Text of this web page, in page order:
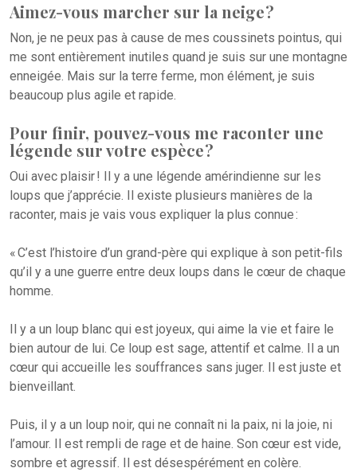
Aimez-vous marcher sur la neige ?
Non, je ne peux pas à cause de mes coussinets pointus, qui
me sont entièrement inutiles quand je suis sur une montagne
enneigée. Mais sur la terre ferme, mon élément, je suis
beaucoup plus agile et rapide.
Pour finir, pouvez-vous me raconter une
légende sur votre espèce ?
Oui avec plaisir ! Il y a une légende amérindienne sur les
loups que j’apprécie. Il existe plusieurs manières de la
raconter, mais je vais vous expliquer la plus connue :
« C’est l’histoire d’un grand-père qui explique à son petit-fils
qu’il y a une guerre entre deux loups dans le cœur de chaque
homme.
Il y a un loup blanc qui est joyeux, qui aime la vie et faire le
bien autour de lui. Ce loup est sage, attentif et calme. Il a un
cœur qui accueille les souffrances sans juger. Il est juste et
bienveillant.
Puis, il y a un loup noir, qui ne connaît ni la paix, ni la joie, ni
l’amour. Il est rempli de rage et de haine. Son cœur est vide,
sombre et agressif. Il est désespérément en colère.